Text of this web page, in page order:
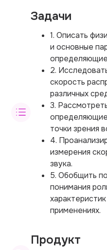
Задачи
1. Описать
и основные
2.
скорость
различных
3.
определяющие
точки зрения
4.
измерения
звука.
5. Обобщить
понимания
применениях.
Продукт